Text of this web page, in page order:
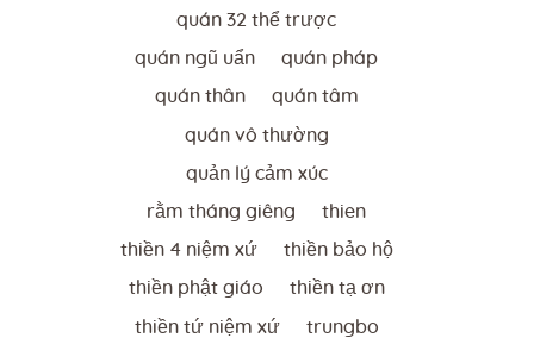
quán 32 thể trược
quán ngũ uẩn quán pháp
quán thân quán tâm
quán vô thường
quản lý cảm xúc
rằm tháng giêng thien
thiền 4 niệm xứ thiền bảo hộ
thiền phật giáo thiền tạ ơn
thiền tứ niệm xứ trungbo